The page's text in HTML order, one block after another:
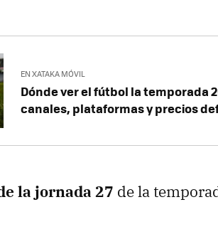
EN XATAKA MÓVIL
Dónde ver el fútbol la temporada
canales, plataformas y precios
la jornada 27 de la